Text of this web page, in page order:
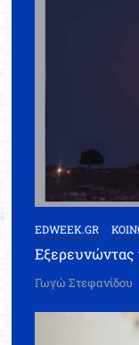
EDWEEK.GR
Εξερευνώντας
Γωγώ Στεφανίδου